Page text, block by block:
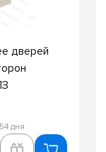
дверей
54 дня